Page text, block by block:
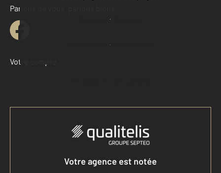
Contacter l'agence
Demander une estimation
Parlons de vous, parlons biens
Votre compte :
Accéder à mon compte
Votre agence est notée